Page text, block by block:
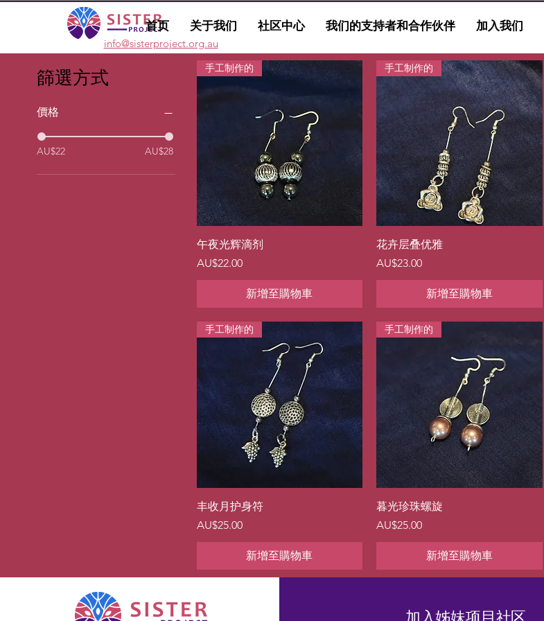
info@sisterproject.org.au
首页 关于我们 社区中心 我们的支持者和合作伙伴 加入我们
篩選方式
價格
AU$22 AU$28
快速瀏覽
手工制作的
午夜光辉滴剂
價格
AU$22.00
新增至購物車
快速瀏覽
手工制作的
花卉层叠优雅
價格
AU$23.00
新增至購物車
快速瀏覽
手工制作的
丰收月护身符
價格
AU$25.00
新增至購物車
快速瀏覽
手工制作的
暮光珍珠螺旋
價格
AU$25.00
新增至購物車